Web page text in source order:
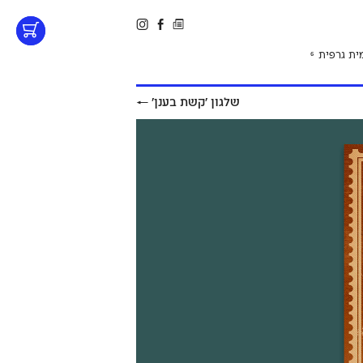
גרפית 6
שלגון ׳קשת בענן׳ ←